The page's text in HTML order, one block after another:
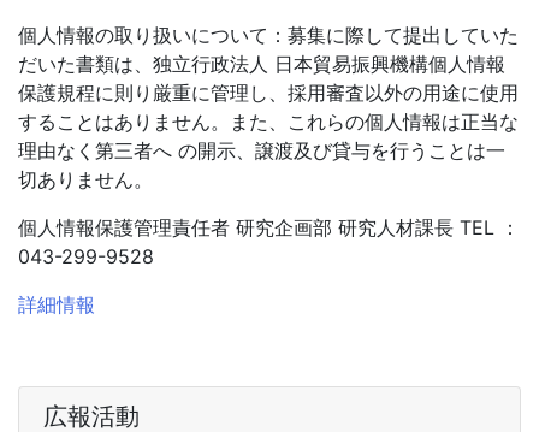
個人情報の取り扱いについて：募集に際して提出していた
だいた書類は、独立行政法人 日本貿易振興機構個人情報
保護規程に則り厳重に管理し、採用審査以外の用途に使用
することはありません。また、これらの個人情報は正当な
理由なく第三者へ の開示、譲渡及び貸与を行うことは一
切ありません。
個人情報保護管理責任者 研究企画部 研究人材課長 TEL ：
043-299-9528
詳細情報
広報活動